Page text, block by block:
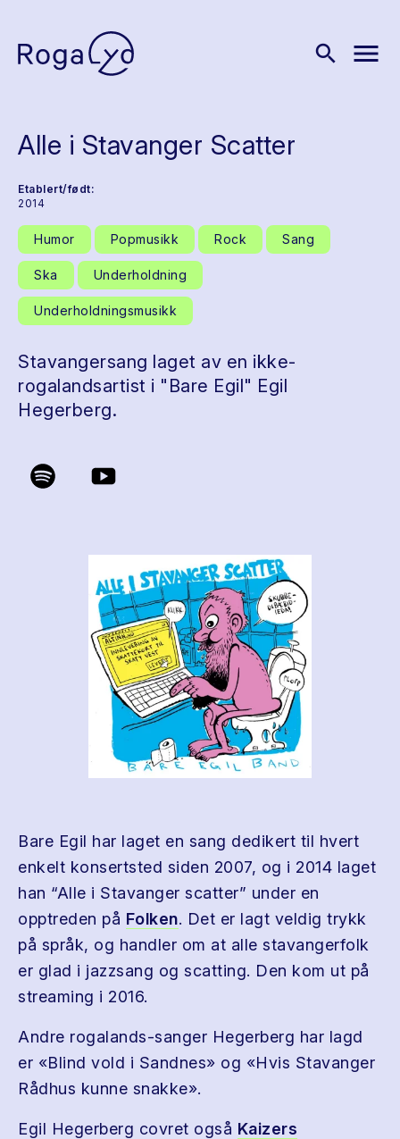
search menu
Alle i Stavanger Scatter
Etablert/født:
2014
Humor Popmusikk Rock Sang
Ska Underholdning
Underholdningsmusikk
Stavangersang laget av en ikke-
rogalandsartist i "Bare Egil" Egil
Hegerberg.
Bare Egil har laget en sang dedikert til hvert
enkelt konsertsted siden 2007, og i 2014 laget
han “Alle i Stavanger scatter” under en
opptreden på Folken. Det er lagt veldig trykk
på språk, og handler om at alle stavangerfolk
er glad i jazzsang og scatting. Den kom ut på
streaming i 2016.
Andre rogalands-sanger Hegerberg har lagd
er «Blind vold i Sandnes» og «Hvis Stavanger
Rådhus kunne snakke».
Egil Hegerberg covret også Kaizers